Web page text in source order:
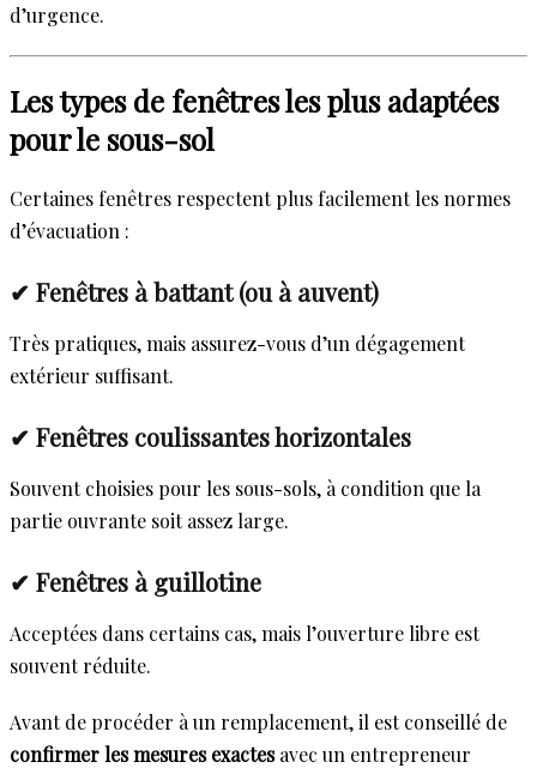
d’urgence.
Les types de fenêtres les plus adaptées
pour le sous-sol
Certaines fenêtres respectent plus facilement les normes
d’évacuation :
✔ Fenêtres à battant (ou à auvent)
Très pratiques, mais assurez-vous d’un dégagement
extérieur suffisant.
✔ Fenêtres coulissantes horizontales
Souvent choisies pour les sous-sols, à condition que la
partie ouvrante soit assez large.
✔ Fenêtres à guillotine
Acceptées dans certains cas, mais l’ouverture libre est
souvent réduite.
Avant de procéder à un remplacement, il est conseillé de
confirmer les mesures exactesavec un entrepreneur